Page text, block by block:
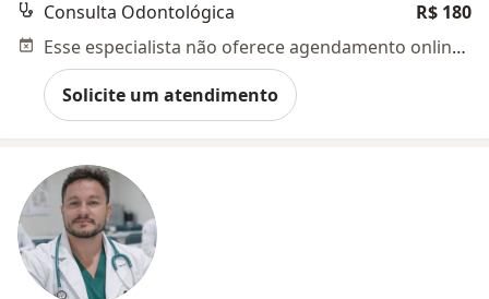
Consulta Odontológica
R$ 180
Esse especialista não oferece agendamento online para esse endereço.
Solicite um atendimento